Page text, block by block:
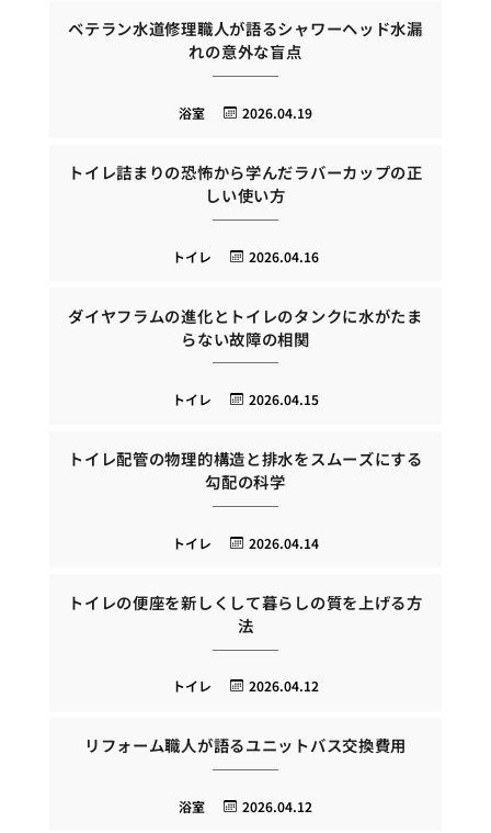
ベテラン水道修理職人が語るシャワーヘッド水漏
れの意外な盲点
2026.04.19
浴室
トイレ詰まりの恐怖から学んだラバーカップの正
しい使い方
2026.04.16
トイレ
ダイヤフラムの進化とトイレのタンクに水がたま
らない故障の相関
2026.04.15
トイレ
トイレ配管の物理的構造と排水をスムーズにする
勾配の科学
2026.04.14
トイレ
トイレの便座を新しくして暮らしの質を上げる方
法
2026.04.12
トイレ
リフォーム職人が語るユニットバス交換費用
2026.04.12
浴室